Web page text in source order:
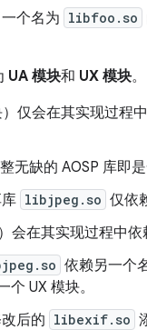
个名为 libfoo.so
UA 模块和 UX 模块。
仅会在其实现过程中
无缺的 AOSP 库即是
libjpeg.so 仅依
在其实现过程中依
依赖另一个
个 UX 模块。
后的 libexif.so